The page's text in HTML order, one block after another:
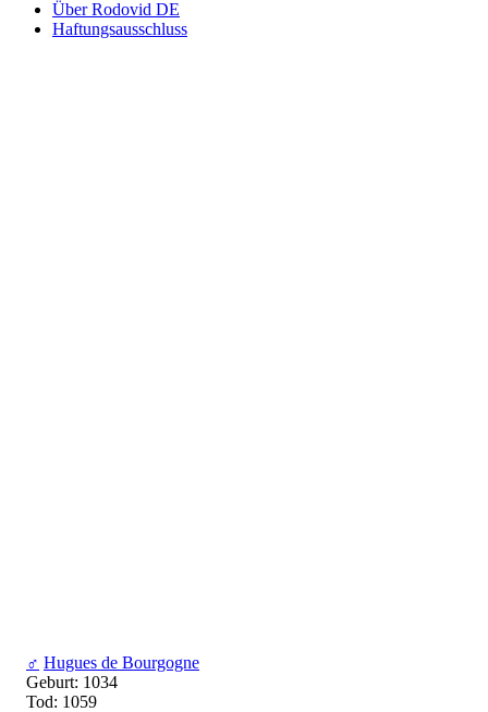
♂ Hugues de Bourgogne
Geburt: 1034
Tod: 1059
Über Rodovid DE
Haftungsausschluss